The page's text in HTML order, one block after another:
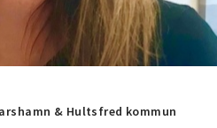
& Hultsfred kommun